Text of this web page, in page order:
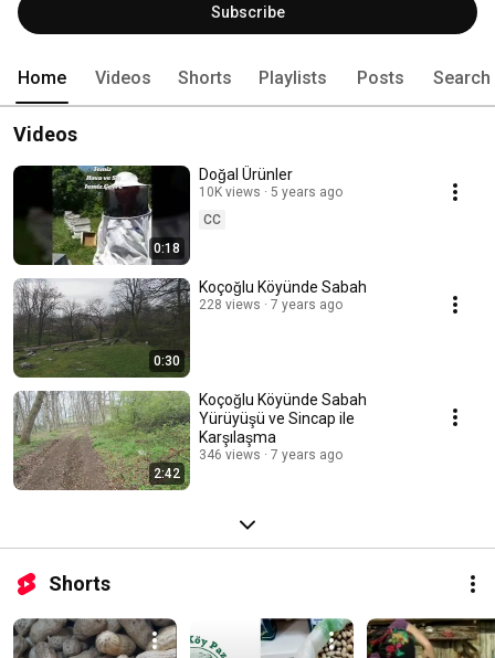
Subscribe
Home Videos Shorts Playlists Posts Search
Videos
0:18
Doğal Ürünler
10K views
5 years ago
CC
0:30
Koçoğlu Köyünde Sabah
228 views 7 years ago
2:42
Koçoğlu Köyünde Sabah
Yürüyüşü ve Sincap ile
Karşılaşma
346 views 7 years ago
Shorts